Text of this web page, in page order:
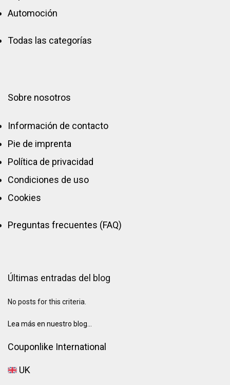
Automoción
Todas las categorías
Sobre nosotros
Información de contacto
Pie de imprenta
Política de privacidad
Condiciones de uso
Cookies
Preguntas frecuentes (FAQ)
Últimas entradas del blog
No posts for this criteria.
Lea más en nuestro blog...
Couponlike International
UK